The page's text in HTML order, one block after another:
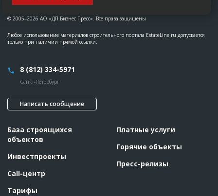
© 2005–2026 АО «ДП Бизнес Пресс». Все права защищены
Любое использование материалов строительного портала EstateLine.ru допускается
только при наличии прямой ссылки.
8 (812) 334-5971
Санкт-Петербург
Написать сообщение
База строящихся
объектов
Инвестпроекты
Call-центр
Тарифы
Платные услуги
Горячие объекты
Пресс-релизы